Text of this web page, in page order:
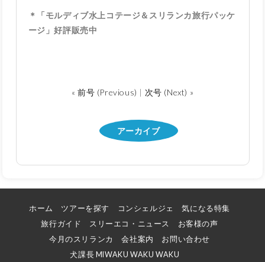
＊「モルディブ水上コテージ＆スリランカ旅行パッケ
ージ」好評販売中
« 前号 (Previous) | 次号 (Next) »
アーカイブ
ホーム ツアーを探す コンシェルジェ
気になる特集
旅行ガイド
スリーエコ・ニュース
お客様の声
今月のスリランカ
会社案内
お問い合わせ
犬課長 MIWAKU WAKU WAKU